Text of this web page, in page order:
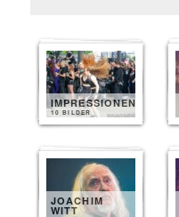
IMPRESSIONEN
10 BILDER
JOACHIM
WITT